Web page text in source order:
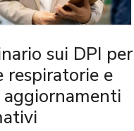
sui DPI per
respiratorie e